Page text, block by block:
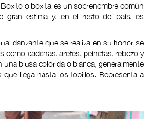
Boxito o boxita es un sobrenombre común
gran estima y, en el resto del país, es
danzante que se realiza en su honor se
como cadenas, aretes, peinetas, rebozo y
blusa colorida o blanca, generalmente
llega hasta los tobillos. Representa a